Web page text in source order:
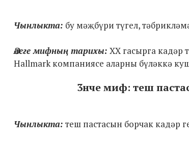
Чынлыкта: бу мәҗбүри түгел,
Әлеге мифның тарихы: XX гасырга кадәр
Hallmark компаниясе аларны бүләккә
3нче миф: теш
Чынлыкта: теш пастасын борчак кадәр